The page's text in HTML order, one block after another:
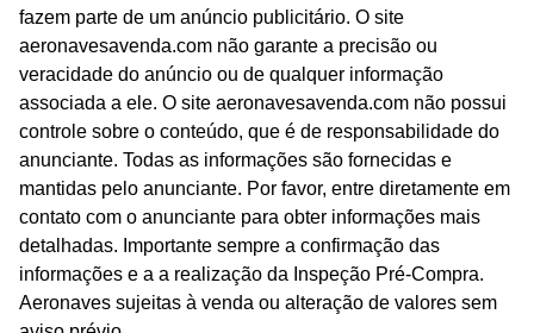
fazem parte de um anúncio publicitário. O site
aeronavesavenda.com não garante a precisão ou
veracidade do anúncio ou de qualquer informação
associada a ele. O site aeronavesavenda.com não possui
controle sobre o conteúdo, que é de responsabilidade do
anunciante. Todas as informações são fornecidas e
mantidas pelo anunciante. Por favor, entre diretamente em
contato com o anunciante para obter informações mais
detalhadas. Importante sempre a confirmação das
informações e a a realização da Inspeção Pré-Compra.
Aeronaves sujeitas à venda ou alteração de valores sem